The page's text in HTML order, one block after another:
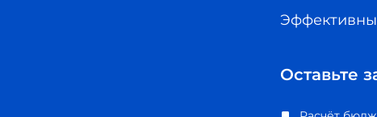
Оставьте